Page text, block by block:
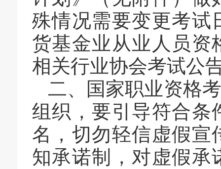
殊情况需要变更考试
货基金业从业人员资
相关行业协会考试公
二、
国家职业资格
组织，要引导符合条
名，切勿轻信虚假宣
知承诺制，对虚假承